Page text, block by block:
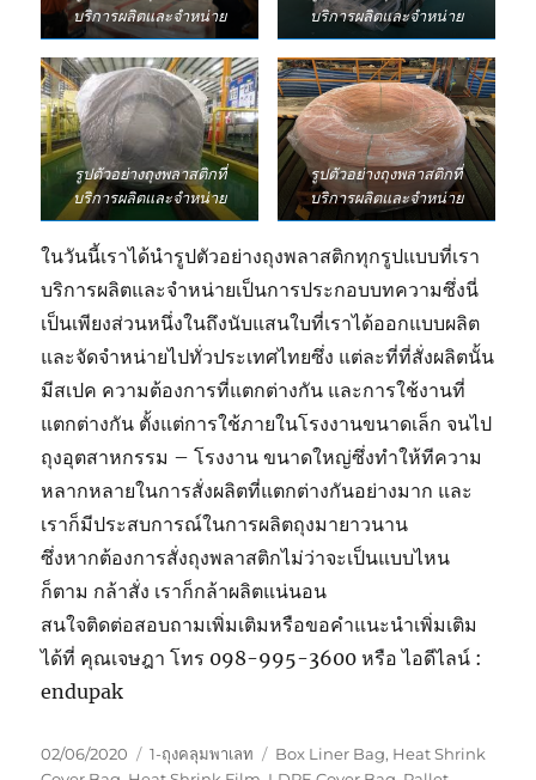
บริการผลิตและจำหน่าย
บริการผลิตและจำหน่าย
รูปตัวอย่างถุงพลาสติกที่
บริการผลิตและจำหน่าย
รูปตัวอย่างถุงพลาสติกที่
บริการผลิตและจำหน่าย
ในวันนี้เราได้นำรูปตัวอย่างถุงพลาสติกทุกรูปแบบที่เรา
บริการผลิตและจำหน่ายเป็นการประกอบบทความซึ่งนี่
เป็นเพียงส่วนหนึ่งในถึงนับแสนใบที่เราได้ออกแบบผลิต
และจัดจำหน่ายไปทั่วประเทศไทยซึ่ง แต่ละที่ที่สั่งผลิตนั้น
มีสเปค ความต้องการที่แตกต่างกัน และการใช้งานที่
แตกต่างกัน ตั้งแต่การใช้ภายในโรงงานขนาดเล็ก จนไป
ถุงอุตสาหกรรม – โรงงาน ขนาดใหญ่ซึ่งทำให้ทีความ
หลากหลายในการสั่งผลิตที่แตกต่างกันอย่างมาก และ
เราก็มีประสบการณ์ในการผลิตถุงมายาวนาน
ซึ่งหากต้องการสั่งถุงพลาสติกไม่ว่าจะเป็นแบบไหน
ก็ตาม กล้าสั่ง เราก็กล้าผลิตแน่นอน
สนใจติดต่อสอบถามเพิ่มเติมหรือขอคำแนะนำเพิ่มเติม
ได้ที่ คุณเจษฎา โทร 098-995-3600 หรือ ไอดีไลน์ :
endupak
Posted
02/06/2020 Categories
1-ถุงคลุมพาเลท Tags
Box Liner Bag, Heat Shrink